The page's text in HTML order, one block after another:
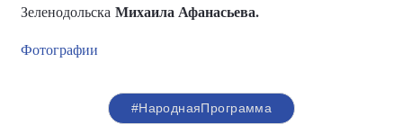
Зеленодольска Михаила Афанасьева.
Фотографии
#НароднаяПрограмма